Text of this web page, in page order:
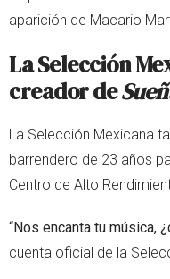
aparición de Macario
La Selección
creador de
La Selección Mexicana
barrendero de 23 años
Centro de Alto
“Nos encanta tu música,
cuenta oficial de la